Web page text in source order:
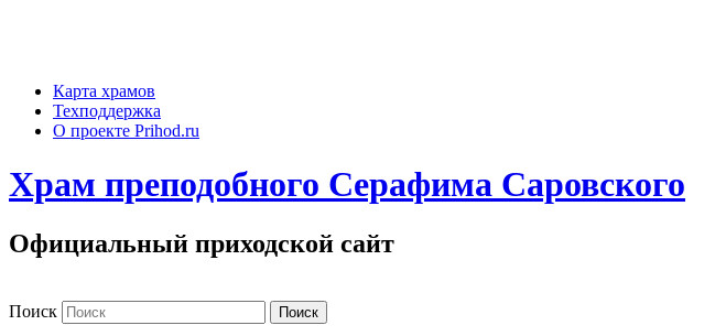
Карта храмов
Техподдержка
О проекте Prihod.ru
Храм преподобного Серафима Саровского
Официальный приходской сайт
Поиск